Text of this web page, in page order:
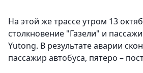
На этой же трассе утром 13
столкновение "Газели" и
Yutong. В результате аварии
пассажир автобуса, пятеро –